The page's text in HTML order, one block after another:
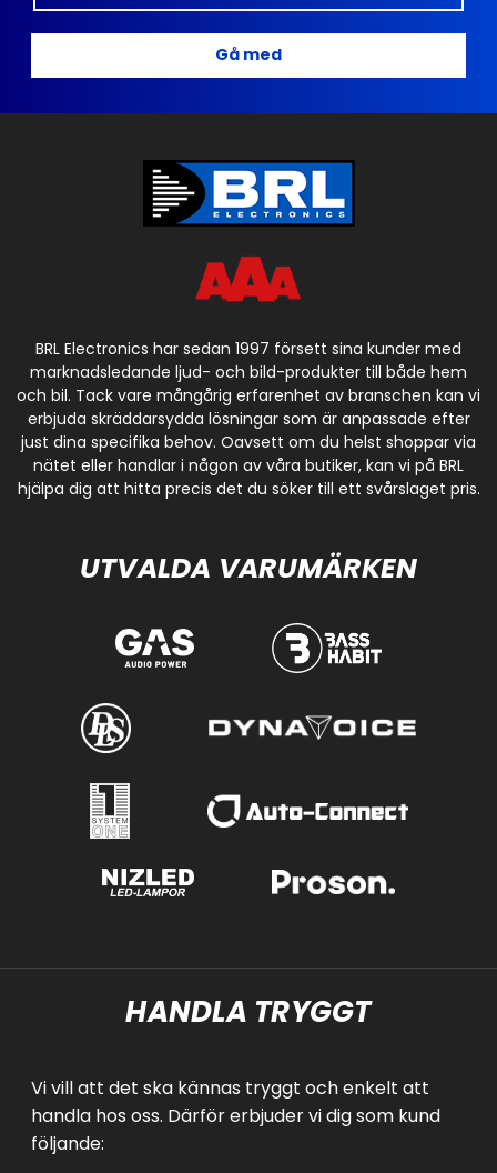
Gå med
BRL Electronics har sedan 1997 försett sina kunder med
marknadsledande ljud- och bild-produkter till både hem
och bil. Tack vare mångårig erfarenhet av branschen kan vi
erbjuda skräddarsydda lösningar som är anpassade efter
just dina specifika behov. Oavsett om du helst shoppar via
nätet eller handlar i någon av våra butiker, kan vi på BRL
hjälpa dig att hitta precis det du söker till ett svårslaget pris.
UTVALDA VARUMÄRKEN
HANDLA TRYGGT
Vi vill att det ska kännas tryggt och enkelt att
handla hos oss. Därför erbjuder vi dig som kund
följande: